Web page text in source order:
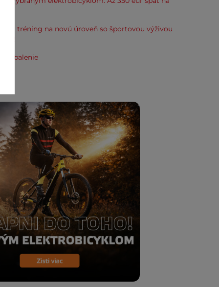
tréning na novú úroveň so športovou výživou
zabalenie